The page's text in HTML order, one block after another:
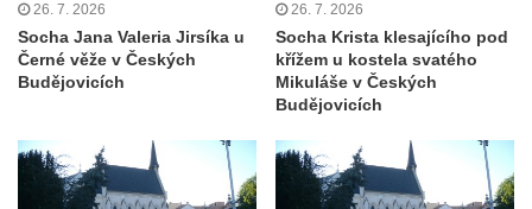
Kaple na západním okraji Ředhoště
Kostel svatého Jiljí v Ředhošti
Kaple severně od Ředhoště
Jiřetíně
Kostel Nanebevzetí Panny Marie v
26. 7. 2026
Socha Jana Valeria Jirsíka u
Černé věže v Českých
Budějovicích
26. 7. 2026
Socha Krista klesajícího pod
křížem u kostela svatého
Mikuláše v Českých
Budějovicích